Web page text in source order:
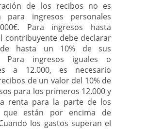
de los recibos no es
para ingresos personales
Para ingresos hasta
contribuyente debe declarar
hasta un 10% de sus
Para ingresos iguales o
a 12.000, es necesario
de un valor del 10% de
para los primeros 12.000 y
renta para la parte de los
que están por encima de
los gastos superan el